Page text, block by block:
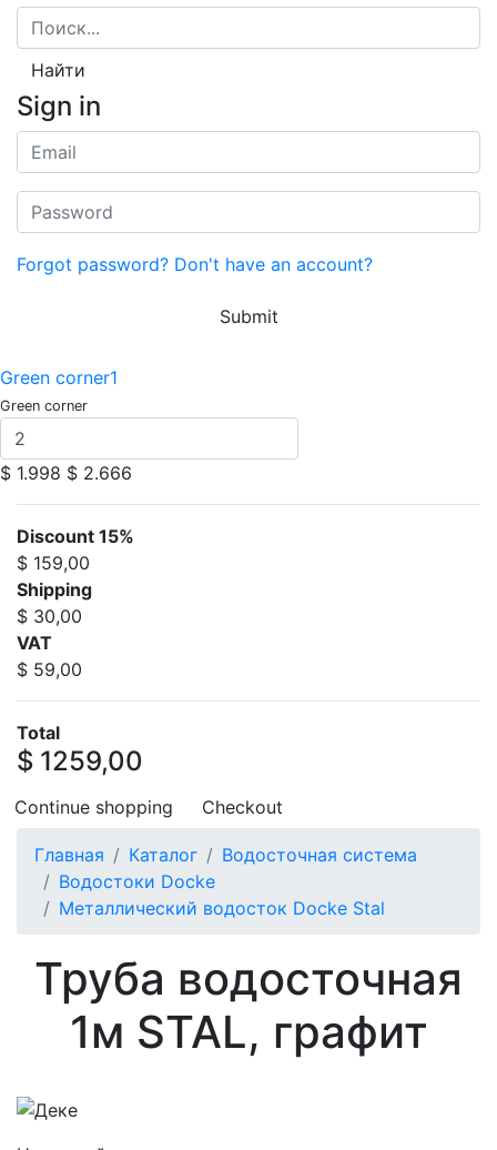
Найти
Sign in
Forgot password? Don't have an account?
Submit
Green corner1
Green corner
$ 1.998 $ 2.666
Discount 15%
$ 159,00
Shipping
$ 30,00
VAT
$ 59,00
Total
$ 1259,00
Continue shopping Checkout
Главная Каталог
Водосточная система
Водостоки Docke
Металлический водосток Docke Stal
Труба водосточная
1м STAL, графит